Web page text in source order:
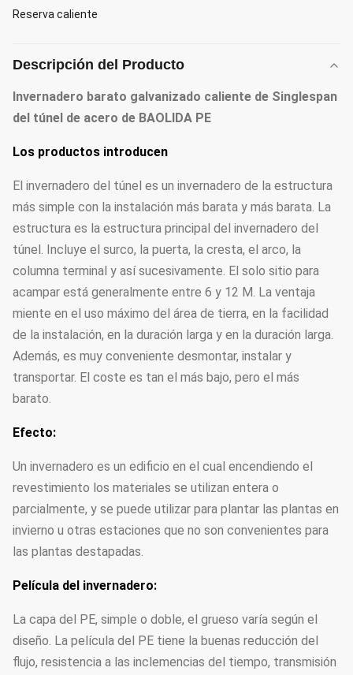
Reserva caliente
Descripción del Producto
Invernadero barato galvanizado caliente de Singlespan
del túnel de acero de BAOLIDA PE
Los productos introducen
El invernadero del túnel es un invernadero de la estructura
más simple con la instalación más barata y más barata. La
estructura es la estructura principal del invernadero del
túnel. Incluye el surco, la puerta, la cresta, el arco, la
columna terminal y así sucesivamente. El solo sitio para
acampar está generalmente entre 6 y 12 M. La ventaja
miente en el uso máximo del área de tierra, en la facilidad
de la instalación, en la duración larga y en la duración larga.
Además, es muy conveniente desmontar, instalar y
transportar. El coste es tan el más bajo, pero el más
barato.
Efecto:
Un invernadero es un edificio en el cual encendiendo el
revestimiento los materiales se utilizan entera o
parcialmente, y se puede utilizar para plantar las plantas en
invierno u otras estaciones que no son convenientes para
las plantas destapadas.
Película del invernadero:
La capa del PE, simple o doble, el grueso varía según el
diseño. La película del PE tiene la buenas reducción del
flujo, resistencia a las inclemencias del tiempo, transmisión